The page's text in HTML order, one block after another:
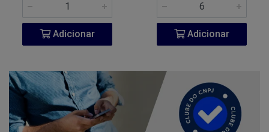
Adicionar Adicionar